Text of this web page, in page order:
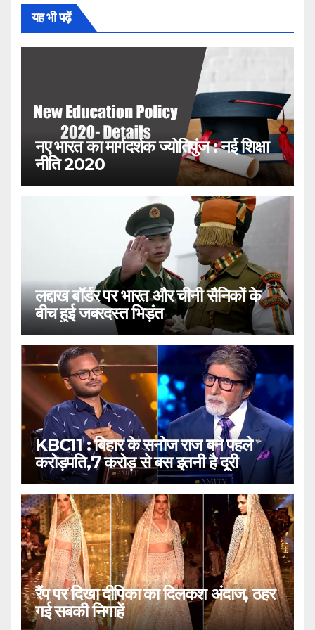
यह भी पढ़ें
नए भारत का मार्गदर्शक ज्योतिपुंज : नई शिक्षा
नीति 2020
लद्दाख बॉर्डर पर भारत और चीनी सैनिकों के
बीच हुई जबरदस्त भिड़ंत
KBC11 : बिहार के सनोज राज बने पहले
करोड़पति,7 करोड़ से बस इतनी है दूरी
रैंप पर दिखा दीपिका का दिलकश अंदाज, ठहर
गई सबकी निगाहें